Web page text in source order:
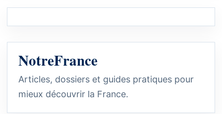
NotreFrance
Articles, dossiers et guides pratiques pour
mieux découvrir la France.